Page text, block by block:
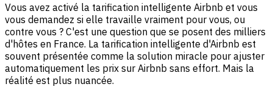
Vous avez activé la tarification intelligente Airbnb et vous
vous demandez si elle travaille vraiment pour vous, ou
contre vous ? C'est une question que se posent des milliers
d'hôtes en France. La tarification intelligente d'Airbnb est
souvent présentée comme la solution miracle pour ajuster
automatiquement les prix sur Airbnb sans effort. Mais la
réalité est plus nuancée.